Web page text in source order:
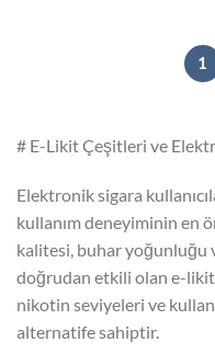
1
# E-Likit Çeşitleri ve
Elektronik sigara
kullanım deneyiminin en
kalitesi, buhar yoğunluğu
doğrudan etkili olan e-
nikotin seviyeleri ve
alternatife sahiptir.